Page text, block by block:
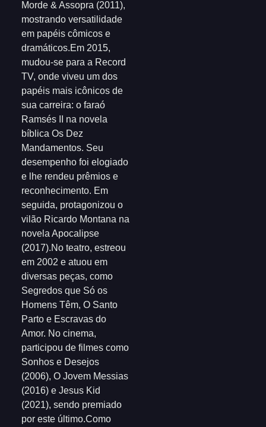
Morde & Assopra (2011),
mostrando versatilidade
em papéis cômicos e
dramáticos.Em 2015,
mudou-se para a Record
TV, onde viveu um dos
papéis mais icônicos de
sua carreira: o faraó
Ramsés II na novela
bíblica Os Dez
Mandamentos. Seu
desempenho foi elogiado
e lhe rendeu prêmios e
reconhecimento. Em
seguida, protagonizou o
vilão Ricardo Montana na
novela Apocalipse
(2017).No teatro, estreou
em 2002 e atuou em
diversas peças, como
Segredos que Só os
Homens Têm, O Santo
Parto e Escravas do
Amor. No cinema,
participou de filmes como
Sonhos e Desejos
(2006), O Jovem Messias
(2016) e Jesus Kid
(2021), sendo premiado
por este último.Como